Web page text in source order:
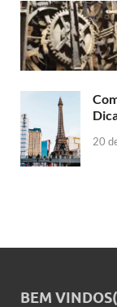
20
BEM